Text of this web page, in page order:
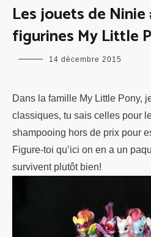
Les jouets de Ninie
figurines My Little
maman
14 décembre 2015
Dans la famille My Little Pony,
classiques, tu sais celles pour
shampooing hors de prix pour
Figure-toi qu’ici on en a un
survivent plutôt bien!